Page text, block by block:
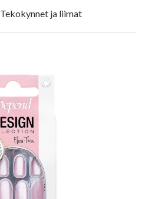
Tekokynnet ja liimat